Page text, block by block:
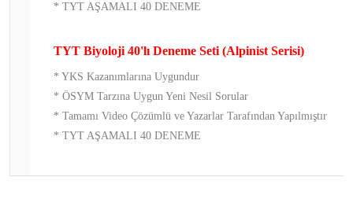
* TYT AŞAMALI 40 DENEME
TYT Biyoloji 40'lı Deneme Seti (Alpinist Serisi)
* YKS Kazanımlarına Uygundur
* ÖSYM Tarzına Uygun Yeni Nesil Sorular
* Tamamı Video Çözümlü ve Yazarlar Tarafından Yapılmıştır
* TYT AŞAMALI 40 DENEME